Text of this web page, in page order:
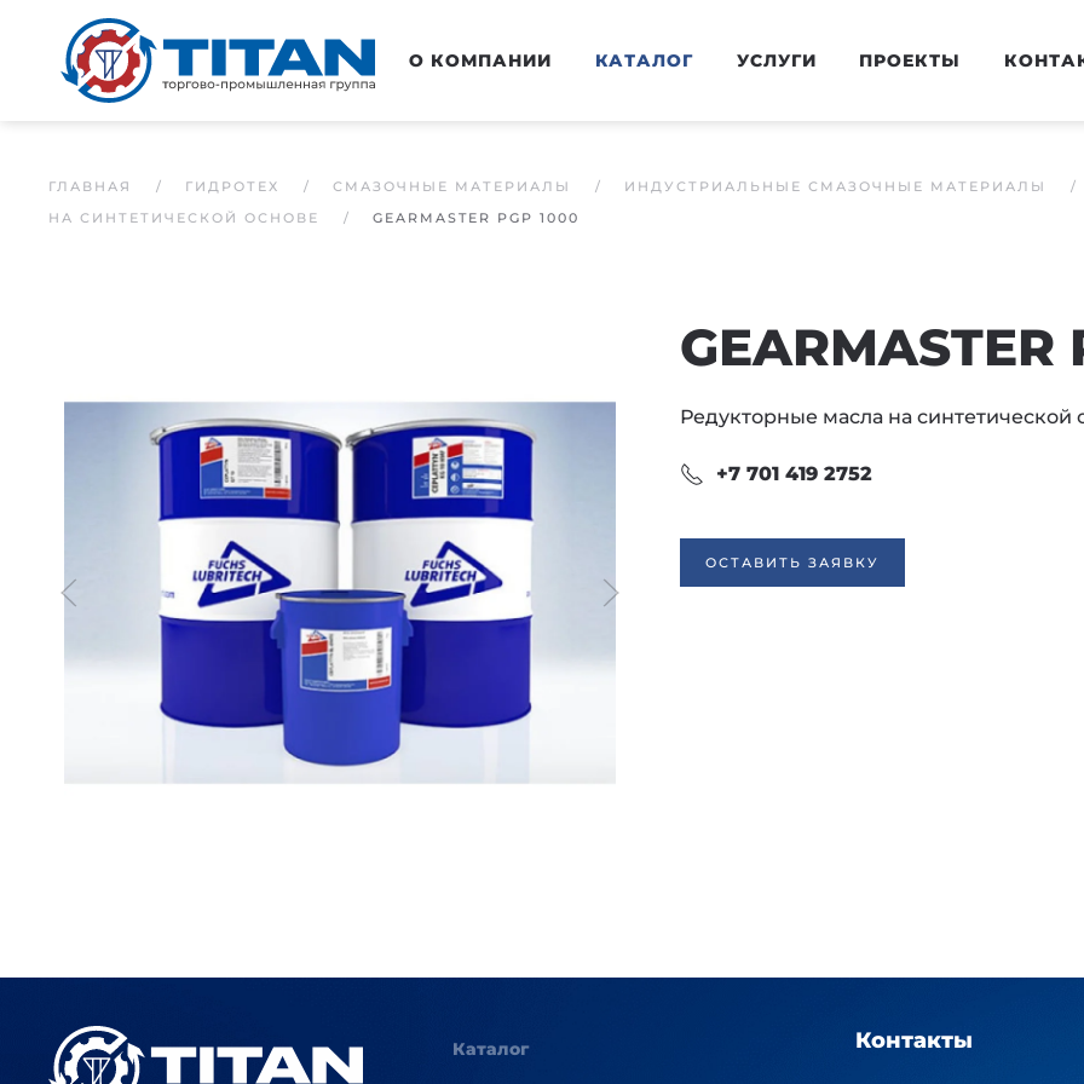
Перейти к основному содержанию О КОМПАНИИ КАТАЛОГ УСЛУГИ ПРОЕКТЫ
ГЛАВНАЯ ГИДРОТЕХ СМАЗОЧНЫЕ МАТЕРИАЛЫ ИНДУСТРИАЛЬНЫЕ СМАЗОЧНЫЕ МАТЕРИАЛЫ
НА СИНТЕТИЧЕСКОЙ ОСНОВЕ
GEARMASTER PGP 1000
GEARMASTER
Редукторные масла на синтетической
+7 701 419 2752
ОСТАВИТЬ ЗАЯВКУ
Каталог Контакты